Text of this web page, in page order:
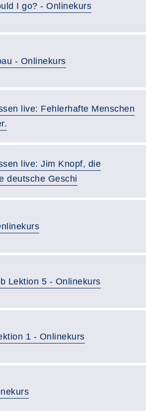
I go? - Onlinekurs
- Onlinekurs
live: Fehlerhafte Menschen
live: Jim Knopf, die
deutsche Geschi
Lektion 5 - Onlinekurs
1 - Onlinekurs